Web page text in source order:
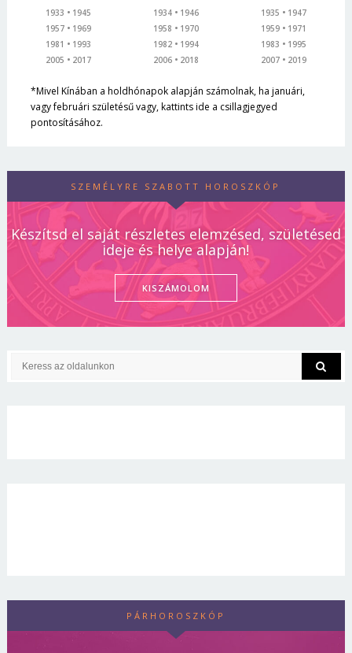
1933
1945
1957
1969
1981
1993
2005
2017
1934
1946
1958
1970
1982
1994
2006
2018
1935
1947
1959
1971
1983
1995
2007
2019
*Mivel Kínában a holdhónapok alapján számolnak, ha januári,
vagy februári születésű vagy, kattints ide a csillagjegyed
pontosításához.
SZEMÉLYRE SZABOTT HOROSZKÓP
Készítsd el saját részletes elemzésed, születésed
ideje és helye alapján!
KISZÁMOLOM
PÁRHOROSZKÓP